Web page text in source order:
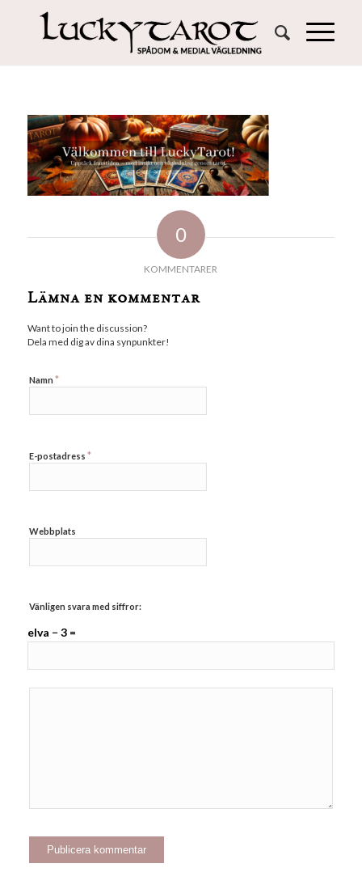
0
KOMMENTARER
Lämna en kommentar
Want to join the discussion?
Dela med dig av dina synpunkter!
Namn *
E-postadress *
Webbplats
Vänligen svara med siffror:
elva − 3 =